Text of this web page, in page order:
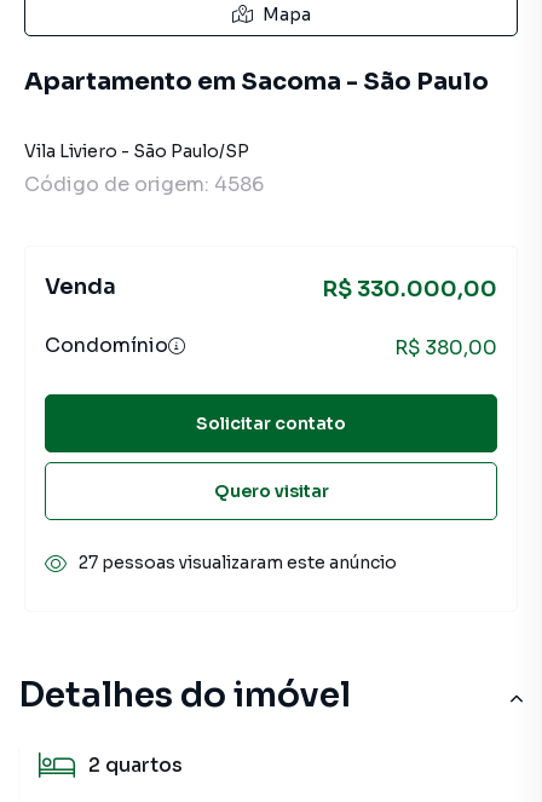
Detalhes do imóvel
2 quartos
Mapa
Apartamento em Sacoma - São Paulo
Vila Liviero - São Paulo/SP
Código de origem: 4586
Venda R$ 330.000,00
Condomínio R$ 380,00
Solicitar contato
Quero visitar
27 pessoas visualizaram este anúncio